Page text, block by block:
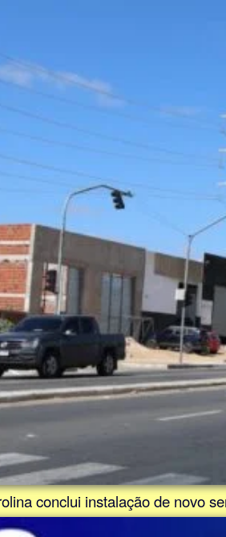
conclui instalação de novo